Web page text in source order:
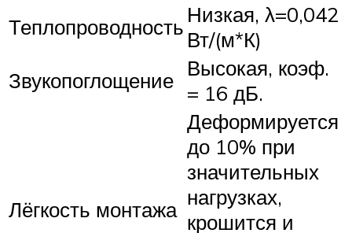
Теплопроводность Низкая, λ=0,042
Вт/(м*К)
Звукопоглощение Высокая, коэф.
= 16 дБ.
Лёгкость монтажа
Деформируется
до 10% при
значительных
нагрузках,
крошится и